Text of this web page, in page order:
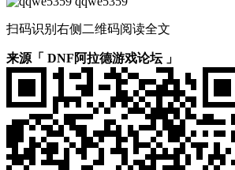
扫码识别右侧二维码阅读全文
来源「 DNF阿拉德游戏论坛 」